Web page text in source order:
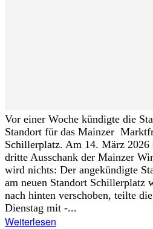
Vor einer Woche kündigte die
Standort für das Mainzer
Schillerplatz. Am 14. März 2026
dritte Ausschank der Mainzer
wird nichts: Der angekündigte
am neuen Standort Schillerplatz
nach hinten verschoben, teilte
Dienstag mit -...
Weiterlesen